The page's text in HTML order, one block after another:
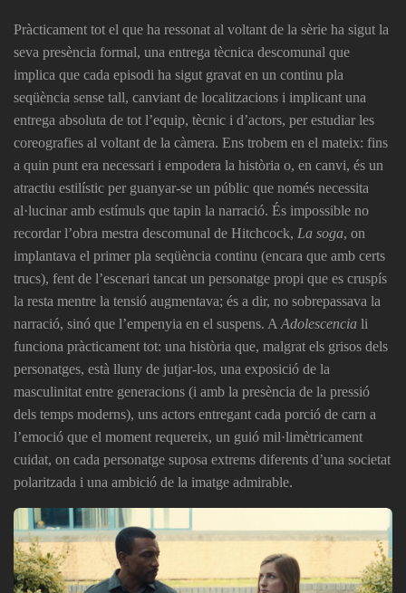
Pràcticament tot el que ha ressonat al voltant de la sèrie ha sigut la
seva presència formal, una entrega tècnica descomunal que
implica que cada episodi ha sigut gravat en un continu pla
seqüència sense tall, canviant de localitzacions i implicant una
entrega absoluta de tot l’equip, tècnic i d’actors, per estudiar les
coreografies al voltant de la càmera. Ens trobem en el mateix: fins
a quin punt era necessari i empodera la història o, en canvi, és un
atractiu estilístic per guanyar-se un públic que només necessita
al·lucinar amb estímuls que tapin la narració. És impossible no
recordar l’obra mestra descomunal de Hitchcock, La soga, on
implantava el primer pla seqüència continu (encara que amb certs
trucs), fent de l’escenari tancat un personatge propi que es cruspís
la resta mentre la tensió augmentava; és a dir, no sobrepassava la
narració, sinó que l’empenyia en el suspens. A Adolescencia li
funciona pràcticament tot: una història que, malgrat els grisos dels
personatges, està lluny de jutjar-los, una exposició de la
masculinitat entre generacions (i amb la presència de la pressió
dels temps moderns), uns actors entregant cada porció de carn a
l’emoció que el moment requereix, un guió mil·limètricament
cuidat, on cada personatge suposa extrems diferents d’una societat
polaritzada i una ambició de la imatge admirable.